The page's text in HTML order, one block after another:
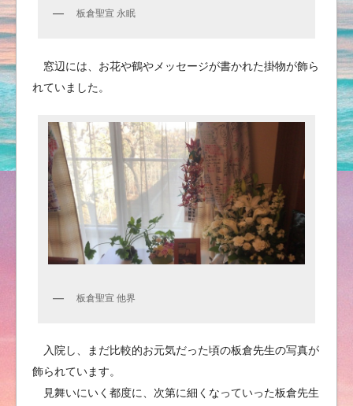
板倉聖宣 永眠
窓辺には、お花や鶴やメッセージが書かれた掛物が飾ら
れていました。
板倉聖宣 他界
入院し、まだ比較的お元気だった頃の板倉先生の写真が
飾られています。
見舞いにいく都度に、次第に細くなっていった板倉先生